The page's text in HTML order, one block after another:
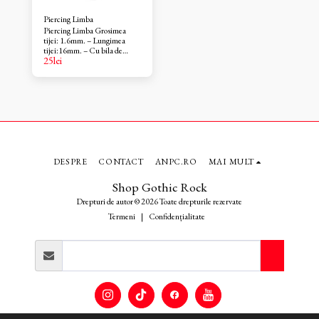
Piercing Limba
Piercing Limba Grosimea
tijei: 1.6mm. – Lungimea
tijei:16mm. – Cu bila de
6mm. – Material: otel
pus dupa vindecare. Barbell I-
25lei
Shop Gothic Rock
Drepturi de autor © 2026 Toate drepturile rezervate
Termeni | Confidențialitate
DESPRE CONTACT ANPC.RO MAI MULT